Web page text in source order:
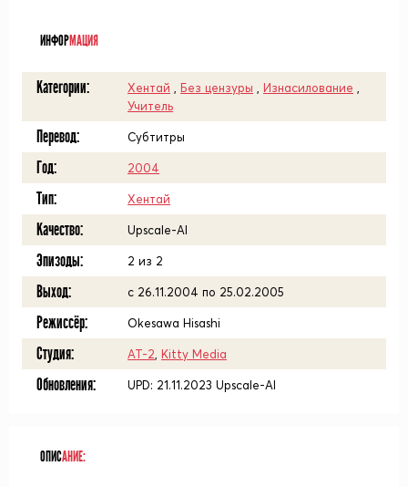
ИНФОРМАЦИЯ
Категории: Хентай Без цензуры Изнасилование
Учитель
Перевод: Субтитры
Год: 2004
Тип: Хентай
Качество: Upscale-AI
Эпизоды: 2 из 2
Выход: с 26.11.2004 по 25.02.2005
Режиссёр: Okesawa Hisashi
Студия: AT-2 Kitty Media
Обновления: UPD: 21.11.2023 Upscale-AI
ОПИСАНИЕ: